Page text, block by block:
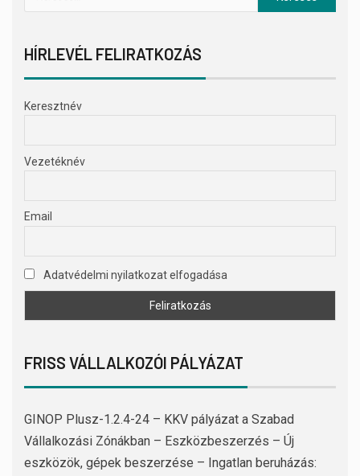
HÍRLEVÉL FELIRATKOZÁS
Keresztnév
Vezetéknév
Email
Adatvédelmi nyilatkozat elfogadása
FRISS VÁLLALKOZÓI PÁLYÁZAT
GINOP Plusz-1.2.4-24 – KKV pályázat a Szabad
Vállalkozási Zónákban – Eszközbeszerzés – Új
eszközök, gépek beszerzése – Ingatlan beruházás: